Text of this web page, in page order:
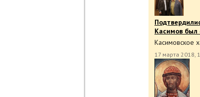
Касимов был
Касимовское
17 марта 2018,